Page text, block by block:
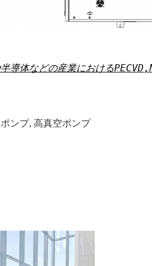
導体などの産業における
ンプ, 高真空ポンプ